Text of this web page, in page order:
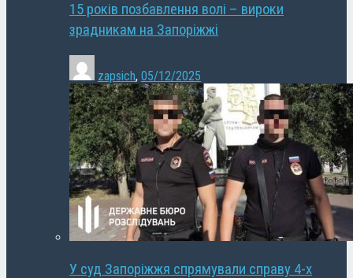
15 років позбавлення волі – вироки
зрадникам на Запоріжжі
zapsich, 05/12/2025
У суд Запоріжжя спрямували справу 4-х